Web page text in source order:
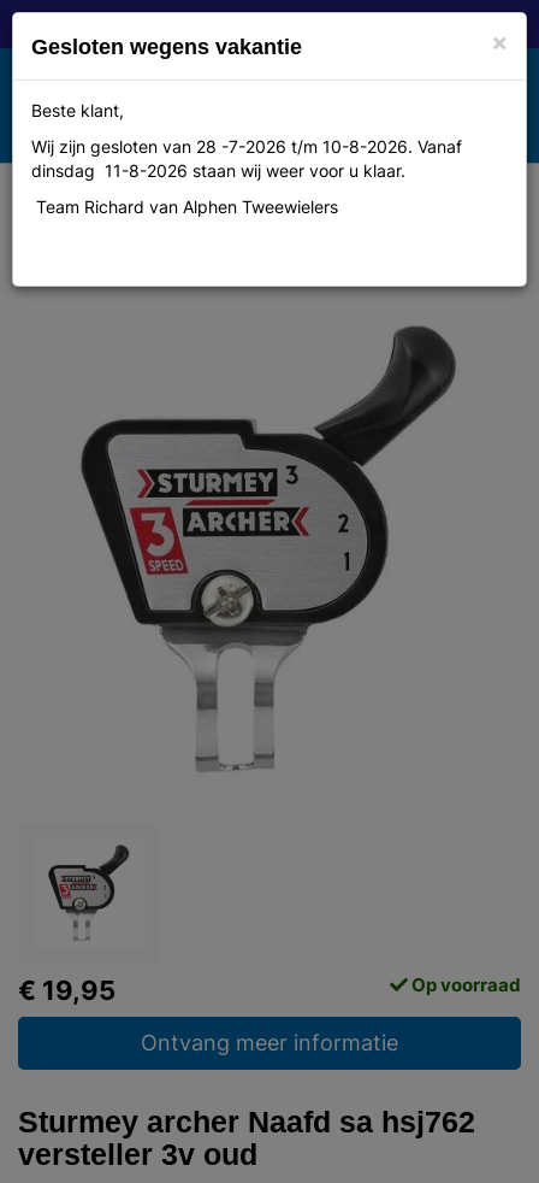
Toggle
navigation
MENU
Sturmey archer Naafd sa hsj762
€ 19,95 Op voorraad
Ontvang meer informatie
Sturmey archer Naafd sa hsj762
versteller 3v oud
×
Gesloten wegens vakantie
Beste klant,
Wij zijn gesloten van 28 -7-2026 t/m 10-8-2026. Vanaf
dinsdag 11-8-2026 staan wij weer voor u klaar.
Team Richard van Alphen Tweewielers